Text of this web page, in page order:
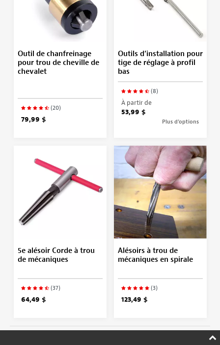
Outil de chanfreinage
pour trou de cheville de
chevalet
(20)
79,99 $
Outils d’installation pour
tige de réglage à profil
bas
(8)
À partir de
53,99 $
Plus d’options
5e alésoir Corde à trou
de mécaniques
(37)
64,49 $
Alésoirs à trou de
mécaniques en spirale
(3)
123,49 $